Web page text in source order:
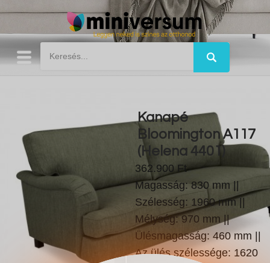
Kanapé
Bloomington A117
(Helena 4401)
362.900 Ft
Magasság: 830 mm ||
Szélesség: 1960 mm ||
Mélység: 970 mm ||
Ülésmagasság: 460 mm ||
Az ülés szélessége: 1620